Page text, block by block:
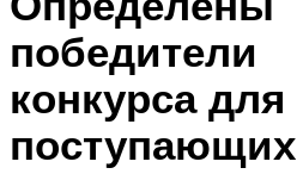
победители
конкурса для